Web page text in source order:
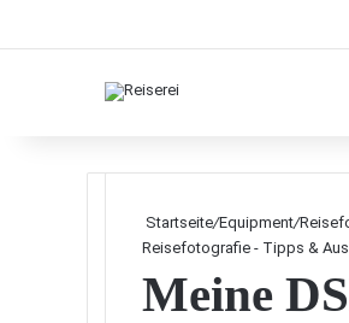
Startseite/Equipment/
Reisefotografie - Tipps &
Meine